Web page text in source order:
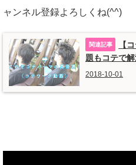
ャンネル登録よろしくね(^^)
【
題もコテで解
2018-10-01